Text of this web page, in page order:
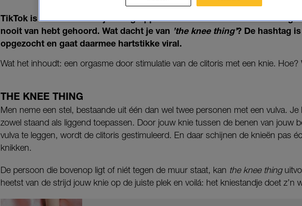
TikTok is er – naast dansjes en grappen – voor alle lifehacks en
nooit van hebt gehoord. Wat dacht je van ’the knee thing’? De hashtag
opgezocht en gaat daarmee hartstikke viral.
Wat het inhoudt: een orgasme door stimulatie van de clitoris met een knie. Hoe?
THE KNEE THING
Men neme een stel, bestaande uit één dan wel twee personen met een vulva.
zowel staand als liggend toepassen. Door jouw knie tussen de benen van jouw
vulva te leggen, wordt de clitoris gestimuleerd. En daar schijnen de knieën pas
knikken.
De persoon die bovenop ligt of niét tegen de muur staat, kan the knee thing
heetst van de strijd jouw knie op de juiste plek en voilá: het kniestandje doet z’n